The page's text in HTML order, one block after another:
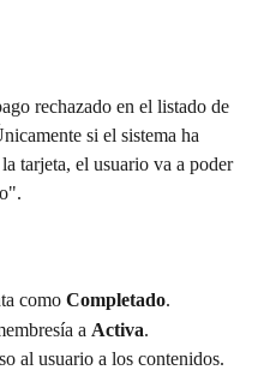
rechazado en el listado de
si el sistema ha
tarjeta, el usuario va a poder
como Completado.
a Activa.
al usuario a los contenidos.